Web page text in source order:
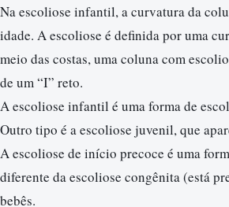
Na escoliose infantil, a curvatura da
idade. A escoliose é definida por uma
meio das costas, uma coluna com
de um “I” reto.
A escoliose infantil é uma forma de
Outro tipo é a escoliose juvenil, que
A escoliose de início precoce é uma
diferente da escoliose congênita (está
bebês.